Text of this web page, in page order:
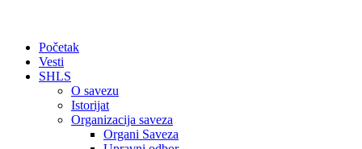
Početak
Vesti
SHLS
O savezu
Istorijat
Organizacija saveza
Organi Saveza